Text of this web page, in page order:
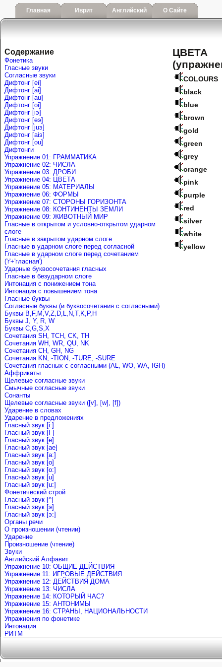
Главная Иврит Английский О Сайте
Содержание
Фонетика
Гласные звуки
Согласные звуки
Дифтонг [ei]
Дифтонг [ai]
Дифтонг [au]
Дифтонг [oi]
Дифтонг [iэ]
Дифтонг [eэ]
Дифтонг [juэ]
Дифтонг [аiэ]
Дифтонг [ou]
Дифтонги
Упражнение 01: ГРАММАТИКА
Упражнение 02: ЧИСЛА
Упражнение 03: ДРОБИ
Упражнение 04: ЦВЕТА
Упражнение 05: МАТЕРИАЛЫ
Упражнение 06: ФОРМЫ
Упражнение 07: СТОРОНЫ ГОРИЗОНТА
Упражнение 08: КОНТИНЕНТЫ ЗЕМЛИ
Упражнение 09: ЖИВОТНЫЙ МИР
Гласные в открытом и условно-открытом ударном
слоге
Гласные в закрытом ударном слоге
Гласные в ударном слоге перед согласной
Гласные в ударном слоге перед сочетанием
('r'+'гласная')
Ударные буквосочетания гласных
Гласные в безударном слоге
Интонация с понижением тона
Интонация с повышением тона
Гласные буквы
Согласные буквы (и буквосочетания с согласными)
Буквы B,F,M,V,Z,D,L,N,T,K,P,H
Буквы J, Y, R, W
Буквы C,G,S,X
Сочетания SH, TCH, CK, TH
Сочетания WH, WR, QU, NK
Сочетания CH, GH, NG
Сочетания KN, -TION, -TURE, -SURE
Сочетания гласных с согласными (AL, WO, WA, IGH)
Аффрикаты
Щелевые согласные звуки
Cмычные согласные звуки
Сонанты
Щелевые согласные звуки ([v], [w], [f])
Ударение в словах
Ударениe в предложениях
Гласный звук [i:]
Гласный звук [I ]
Гласный звук [e]
Гласный звук [ae]
Гласный звук [a:]
Гласный звук [o]
Гласный звук [o:]
Гласный звук [u]
Гласный звук [u:]
Фонетический строй
Гласный звук [^]
Гласный звук [э]
Гласный звук [э:]
Органы речи
О произношении (чтении)
Ударение
Произношение (чтение)
Звуки
Английский Алфавит
Упражнение 10: ОБЩИЕ ДЕЙСТВИЯ
Упражнение 11: ИГРОВЫЕ ДЕЙСТВИЯ
Упражнение 12: ДЕЙСТВИЯ ДОМА
Упражнение 13: ЧИСЛА
Упражнение 14: КОТОРЫЙ ЧАС?
Упражнение 15: АНТОНИМЫ
Упражнение 16: СТРАНЫ, НАЦИОНАЛЬНОСТИ
Упражнения по фонетике
Интонация
РИТМ
ЦВЕТА
COLOURS
black
blue
brown
gold
green
grey
orange
pink
purple
red
silver
white
yellow